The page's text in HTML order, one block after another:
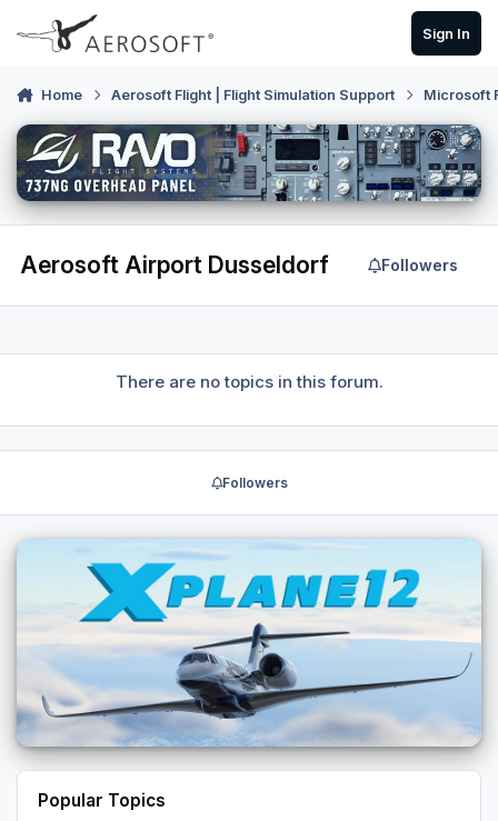
Skip to content
Sign In
Home Aerosoft Flight | Flight Simulation Support Microsoft
Aerosoft Airport Dusseldorf Followers
There are no topics in this forum.
Followers
Popular Topics